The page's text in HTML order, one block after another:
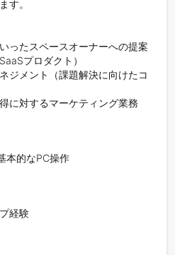
す。
ったスペースオーナーへの提案
プロダクト）
ジメント（課題解決に向けたコ